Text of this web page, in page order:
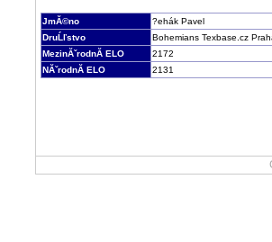
JmĂ©no
?ehák Pavel
DruĹľstvo
Bohemians Texbase.cz
MezinĂˇrodnĂ­ ELO
2172
NĂˇrodnĂ­ ELO
2131